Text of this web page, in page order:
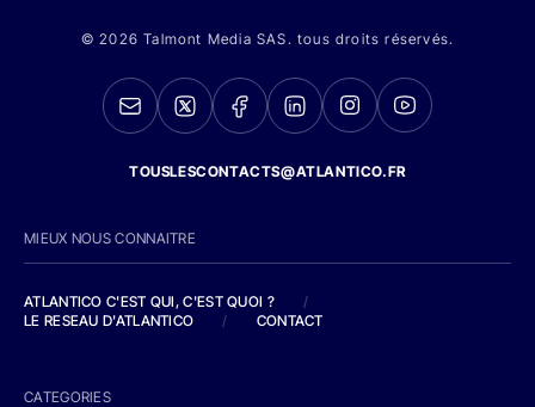
© 2026 Talmont Media SAS. tous droits réservés.
TOUSLESCONTACTS@ATLANTICO.FR
MIEUX NOUS CONNAITRE
ATLANTICO C'EST QUI, C'EST QUOI ?
/
LE RESEAU D'ATLANTICO
/ CONTACT
CATEGORIES